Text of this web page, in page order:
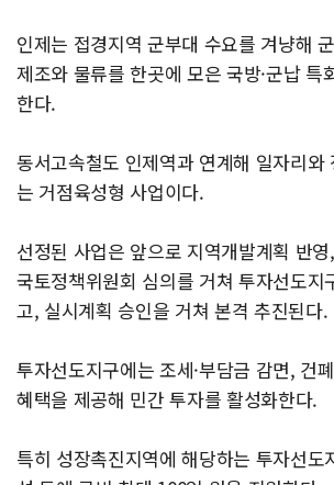
인제는 접경지역 군부대 수요를 겨냥해
제조와 물류를 한곳에 모은 국방·군납 특
한다.
동서고속철도 인제역과 연계해 일자리와
는 거점육성형 사업이다.
선정된 사업은 앞으로 지역개발계획 반
국토정책위원회 심의를 거쳐 투자선도지
고, 실시계획 승인을 거쳐 본격 추진된다.
투자선도지구에는 조세·부담금 감면, 건
혜택을 제공해 민간 투자를 활성화한다.
특히 성장촉진지역에 해당하는 투자선도